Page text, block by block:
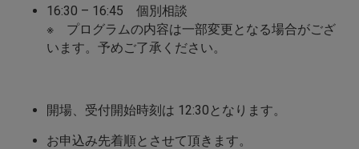
16:30 – 16:45 個別相談
※ プログラムの内容は一部変更となる場合がござ
います。予めご了承ください。
開場、受付開始時刻は 12:30となります。
お申込み先着順とさせて頂きます。